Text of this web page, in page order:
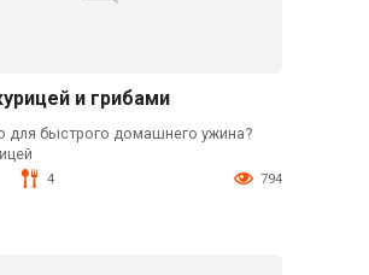
и грибами
для быстрого домашнего ужина?
4 794